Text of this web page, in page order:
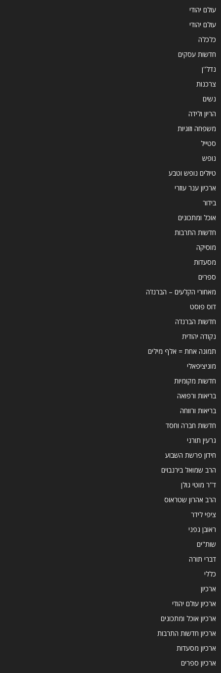
עולם יהודי
עולם יהודי
כלכלה
חדשות עסקים
נדל''ן
צרכנות
נשים
הריון ולידה
משפחה וזוגיות
סטייל
נופש
טיולים נופש וטבע
ארכיון ענר עוזרי
בידור
אוכל ומתכונים
חדשות התרבות
מוסיקה
מסעדות
ספרים
מאחורי הקלעים – הברנז'ה
דוס פוסט
חדשות הברנז'ה
נקודה יהודית
תמונה אחת = אלף מילים
מוניציפאלי
חדשות מקומיות
בריאות ורפואה
בריאות ורווחה
חדשות חברה וחסד
גרעין תורני
חידון פרשת השבוע
הרב שמואל בירנבוים
ד''ר מוטי גולן
הרב אהרון שטראוס
ציפי לידר
ראובן גפני
שות"ים
דברי תורה
כללי
ארכיון
ארכיון עולם יהודי
ארכיון אוכל ומתכונים
ארכיון חדשות התרבות
ארכיון מסעדות
ארכיון ספרים